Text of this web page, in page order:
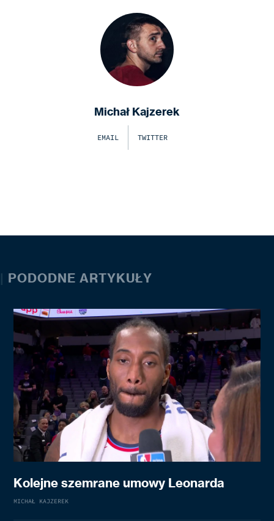
Michał Kajzerek
EMAIL TWITTER
| PODODNE ARTYKUŁY
Kolejne szemrane umowy Leonarda
MICHAŁ KAJZEREK